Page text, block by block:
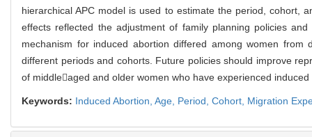
hierarchical APC model is used to estimate the period, cohort,
effects reflected the adjustment of family planning policies
mechanism for induced abortion differed among women
different periods and cohorts. Future policies should improve
of middleaged and older women who have experienced induced
Keywords: Induced Abortion, Age, Period, Cohort, Migration